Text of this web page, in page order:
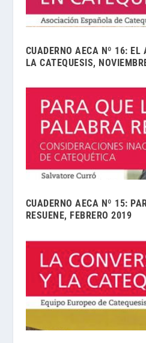
CUADERNO AECA Nº 16: EL
LA CATEQUESIS,
CUADERNO AECA Nº 15:
RESUENE, FEBRERO 2019